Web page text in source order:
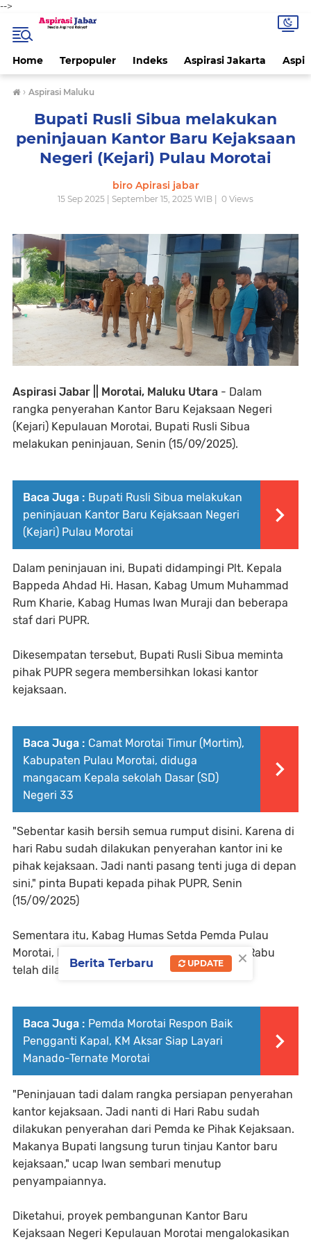
-->
Home Terpopuler Indeks Aspirasi Jakarta
› Aspirasi Maluku
Bupati Rusli Sibua melakukan
peninjauan Kantor Baru Kejaksaan
Negeri (Kejari) Pulau Morotai
biro Apirasi jabar
15 Sep 2025 | September 15, 2025 WIB | 0 Views
Aspirasi Jabar || Morotai, Maluku Utara - Dalam
rangka penyerahan Kantor Baru Kejaksaan Negeri
(Kejari) Kepulauan Morotai, Bupati Rusli Sibua
melakukan peninjauan, Senin (15/09/2025).
Baca Juga : Bupati Rusli Sibua melakukan
peninjauan Kantor Baru Kejaksaan Negeri
(Kejari) Pulau Morotai
Dalam peninjauan ini, Bupati didampingi Plt. Kepala
Bappeda Ahdad Hi. Hasan, Kabag Umum Muhammad
Rum Kharie, Kabag Humas Iwan Muraji dan beberapa
staf dari PUPR.
Dikesempatan tersebut, Bupati Rusli Sibua meminta
pihak PUPR segera membersihkan lokasi kantor
kejaksaan.
Baca Juga : Camat Morotai Timur (Mortim),
Kabupaten Pulau Morotai, diduga
mangacam Kepala sekolah Dasar (SD)
Negeri 33
"Sebentar kasih bersih semua rumput disini. Karena di
hari Rabu sudah dilakukan penyerahan kantor ini ke
pihak kejaksaan. Jadi nanti pasang tenti juga di depan
sini," pinta Bupati kepada pihak PUPR, Senin
(15/09/2025)
Sementara itu, Kabag Humas Setda Pemda Pulau
Morotai, Iwan Muraji membenarkan bahwa di Rabu
telah dilakukan penyerahan kantor kejaksaan.
Baca Juga : Pemda Morotai Respon Baik
Pengganti Kapal, KM Aksar Siap Layari
Manado-Ternate Morotai
"Peninjauan tadi dalam rangka persiapan penyerahan
kantor kejaksaan. Jadi nanti di Hari Rabu sudah
dilakukan penyerahan dari Pemda ke Pihak Kejaksaan.
Makanya Bupati langsung turun tinjau Kantor baru
kejaksaan," ucap Iwan sembari menutup
penyampaiannya.
Diketahui, proyek pembangunan Kantor Baru
Kejaksaan Negeri Kepulauan Morotai mengalokasikan
×
Berita Terbaru UPDATE